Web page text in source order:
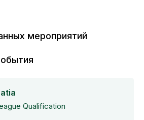
мероприятий
Qualification